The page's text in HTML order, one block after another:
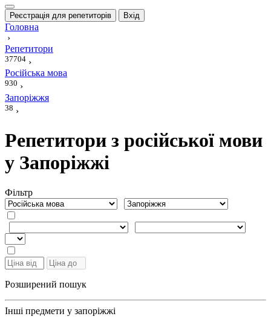
Реєстрація для репетиторів Вхід
Головна
›
Репетитори
37704 ›
Російська мова
930 ›
Запоріжжя
38 ›
Репетитори з російської мови
у Запоріжжі
Фiльтр
Розширений пошук
Інші предмети у запоріжжі